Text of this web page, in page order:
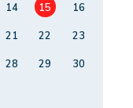
14 15
16
21 22
23
28 29
30